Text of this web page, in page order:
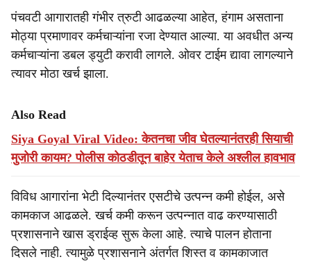
पंचवटी आगारातही गंभीर त्रुटी आढळल्या आहेत, हंगाम असताना
मोठ्या प्रमाणावर कर्मचाऱ्यांना रजा देण्यात आल्या. या अवधीत अन्य
कर्मचाऱ्यांना डबल ड्युटी करावी लागले. ओवर टाईम द्यावा लागल्याने
त्यावर मोठा खर्च झाला.
Also Read
Siya Goyal Viral Video: केतनचा जीव घेतल्यानंतरही सियाची
मुजोरी कायम? पोलीस कोठडीतून बाहेर येताच केले अश्लील हावभाव
विविध आगारांना भेटी दिल्यानंतर एसटीचे उत्पन्न कमी होईल, असे
कामकाज आढळले. खर्च कमी करून उत्पन्नात वाढ करण्यासाठी
प्रशासनाने खास ड्राईव्ह सुरू केला आहे. त्याचे पालन होताना
दिसले नाही. त्यामुळे प्रशासनाने अंतर्गत शिस्त व कामकाजात